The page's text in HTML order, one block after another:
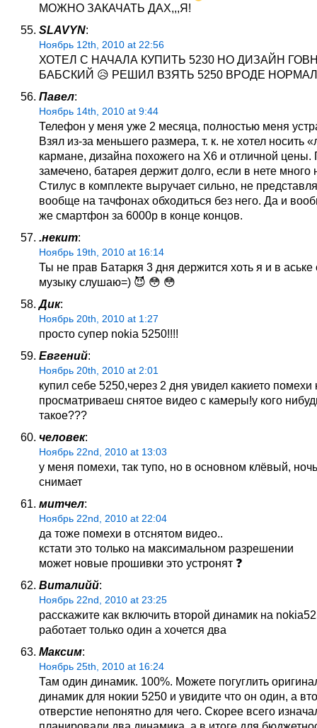
МОЖНО ЗАКАЧАТЬ ДАХ,,,Я!
SLAVYN:
Ноябрь 12th, 2010 at 22:56
ХОТЕЛ С НАЧАЛА КУПИТЬ 5230 НО ДИЗАЙН
БАБСКИЙ 😥 РЕШИЛ ВЗЯТЬ 5250 ВРОДЕ
Павел:
Ноябрь 14th, 2010 at 9:44
Телефон у меня уже 2 месяца, полностью меня
Взял из-за меньшего размера, т. к. не хотел носить
кармане, дизайна похожего на Х6 и отличной цены.
замечено, батарея держит долго, если в нете много
Стилус в комплекте выручает сильно, не
вообще на тачфонах обходиться без него. Да и
же смартфон за 6000р в конце концов.
.некит:
Ноябрь 19th, 2010 at 16:14
Ты не прав Батаркя 3 дня держится хоть я и в аське
музыку слушаю=) 😈 😳 😳
Дик:
Ноябрь 20th, 2010 at 1:27
просто супер nokia 5250!!!!
Евгений:
Ноябрь 20th, 2010 at 2:01
купил себе 5250,через 2 дня увидел какието помехи
просматриваеш снятое видео с камеры!у кого
такое???
человек:
Ноябрь 22nd, 2010 at 13:03
у меня помехи, так тупо, но в основном клёвый,
снимает
митчел:
Ноябрь 22nd, 2010 at 22:04
да тоже помехи в отснятом видео..
кстати это только на максимальном разрешении
может новые прошивки это устронят ❓
Виталийй:
Ноябрь 22nd, 2010 at 23:25
расскажите как включить второй динамик на
работает только один а хочется два
Максим:
Ноябрь 25th, 2010 at 16:24
Там один динамик. 100%. Можете погуглить
динамик для нокии 5250 и увидите что он один, а
отверстие непонятно для чего. Скорее всего